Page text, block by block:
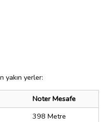
yakın yerler:
Noter Mesafe
398 Metre